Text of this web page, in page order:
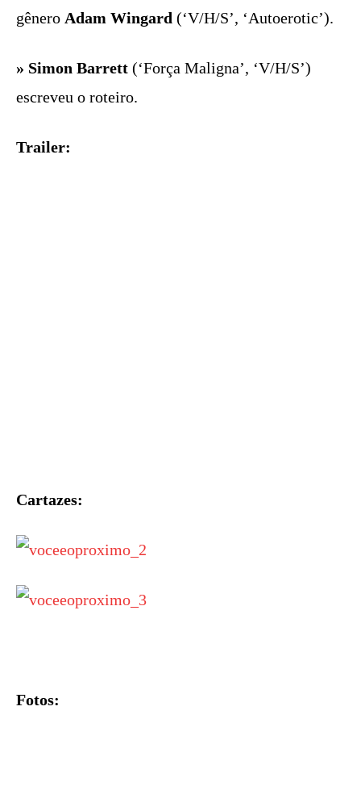
gênero Adam Wingard (‘V/H/S’, ‘Autoerotic’).
» Simon Barrett (‘Força Maligna’, ‘V/H/S’)
escreveu o roteiro.
Trailer:
Cartazes:
Fotos: